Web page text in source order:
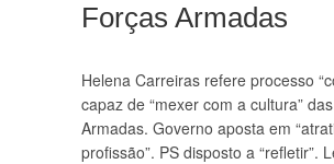
Forças Armadas
Helena Carreiras refere processo
capaz de “mexer com a cultura”
Armadas. Governo aposta em
profissão”. PS disposto a “refletir”.